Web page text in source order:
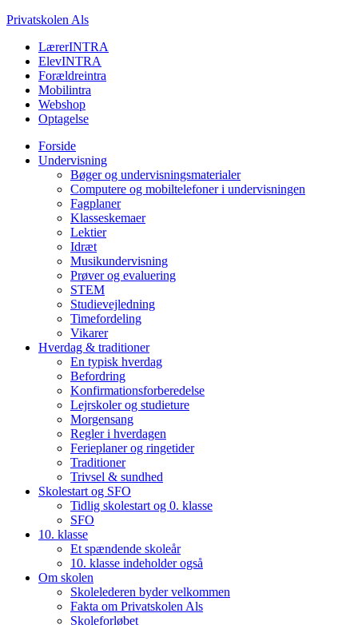
Privatskolen Als
LærerINTRA
ElevINTRA
Forældreintra
Mobilintra
Webshop
Optagelse
Forside
Undervisning
Bøger og undervisningsmaterialer
Computere og mobiltelefoner i undervisningen
Fagplaner
Klasseskemaer
Lektier
Idræt
Musikundervisning
Prøver og evaluering
STEM
Studievejledning
Timefordeling
Vikarer
Hverdag & traditioner
En typisk hverdag
Befordring
Konfirmationsforberedelse
Lejrskoler og studieture
Morgensang
Regler i hverdagen
Ferieplaner og ringetider
Traditioner
Trivsel & sundhed
Skolestart og SFO
Tidlig skolestart og 0. klasse
SFO
10. klasse
Et spændende skoleår
10. klasse indeholder også
Om skolen
Skolelederen byder velkommen
Fakta om Privatskolen Als
Skoleforløbet